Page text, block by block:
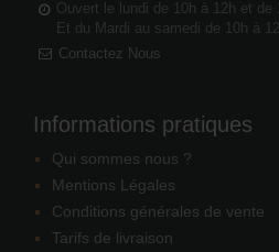
Ouvert le lundi de 10h à 12h et de
Et du Mardi au samedi de 10h à
Contactez Nous
Informations pratiques
Qui sommes nous ?
Mentions Légales
Conditions générales de vente
Tarifs de livraison